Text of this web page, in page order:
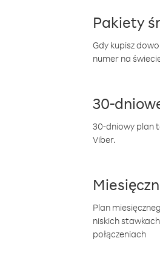
Pakiety
Gdy kupisz
numer na
30-
30-dniowy plan
Viber.
Plan
niskich
połączeniach